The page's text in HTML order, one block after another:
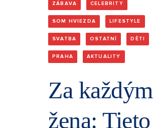
ZÁBAVA CELEBRITY
SOM HVIEZDA LIFESTYLE
SVATBA OSTATNÍ DĚTI
PRAHA AKTUALITY
Za
žena: